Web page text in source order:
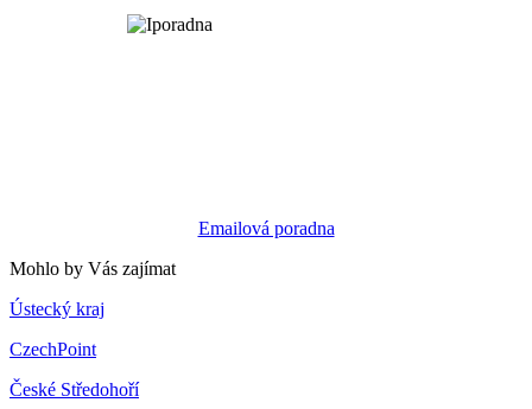
Emailová poradna
Mohlo by Vás zajímat
Ústecký kraj
CzechPoint
České Středohoří